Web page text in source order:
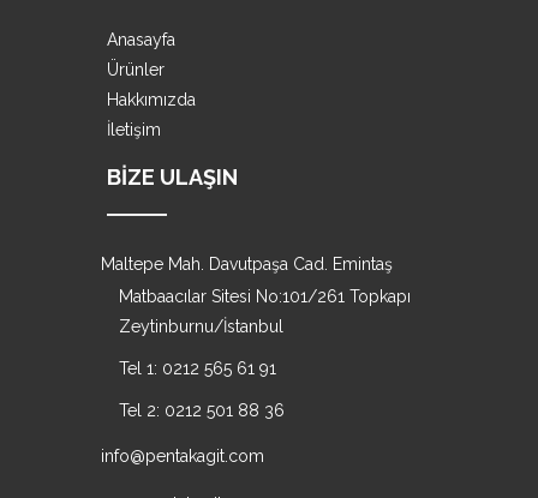
Anasayfa
Ürünler
Hakkımızda
İletişim
BIZE ULAŞIN
Maltepe Mah. Davutpaşa Cad. Emintaş
Matbaacılar Sitesi No:101/261 Topkapı
Zeytinburnu/İstanbul
Tel 1: 0212 565 61 91
Tel 2: 0212 501 88 36
info@pentakagit.com